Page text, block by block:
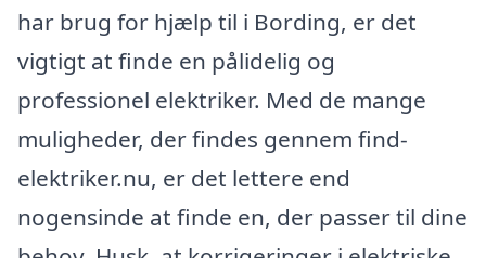
har brug for hjælp til i Bording, er det
vigtigt at finde en pålidelig og
professionel elektriker. Med de mange
muligheder, der findes gennem find-
elektriker.nu, er det lettere end
nogensinde at finde en, der passer til dine